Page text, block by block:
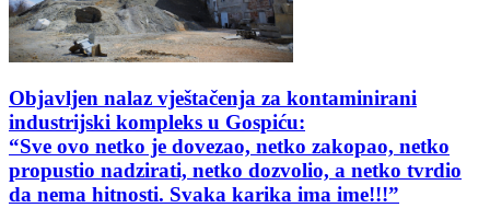
Objavljen nalaz vještačenja za kontaminirani
industrijski kompleks u Gospiću:
“Sve ovo netko je dovezao, netko zakopao, netko
propustio nadzirati, netko dozvolio, a netko tvrdio
da nema hitnosti. Svaka karika ima ime!!!”